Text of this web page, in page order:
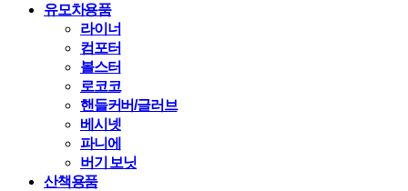
유모차용품
라이너
컴포터
볼스터
로코코
핸들커버/글러브
베시넷
파니에
버기 보닛
산책용품